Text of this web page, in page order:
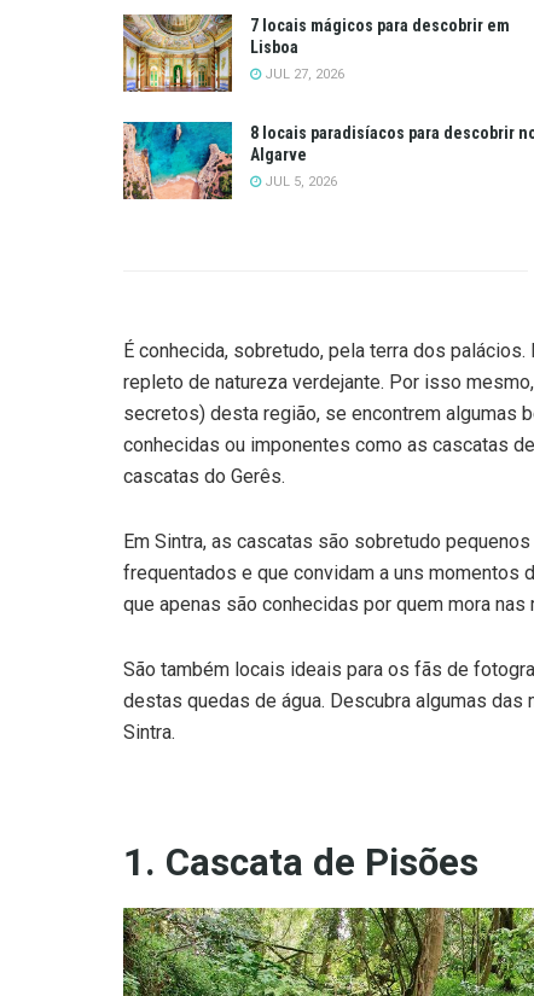
7 locais mágicos para descobrir em
Lisboa
JUL 27, 2026
8 locais paradisíacos para descobrir
Algarve
JUL 5, 2026
É conhecida, sobretudo, pela terra dos
repleto de natureza verdejante. Por isso
secretos) desta região, se encontrem algumas
conhecidas ou imponentes como as cascatas
cascatas do Gerês.
Em Sintra, as cascatas são sobretudo
frequentados e que convidam a uns momentos
que apenas são conhecidas por quem mora
São também locais ideais para os fãs de
destas quedas de água. Descubra algumas
Sintra.
1. Cascata de Pisões